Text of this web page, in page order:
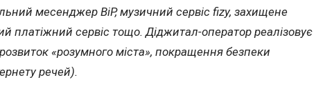
месенджер BiP, музичний сервіс fizy, захищене
платіжний сервіс тощо. Діджитал-оператор реалізовує
«розумного міста», покращення безпеки
речей).